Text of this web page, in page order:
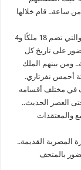
ساعة.. قام خلالها
بدأت الزيارة بجولة على المومياوات الملكية الفرعونية والتي تضم 18 ملكًا و4
على تاريخ كل
ومن بينهم الملك
أحمس نفرتاري.
في مختلف أقسامه
العصر الحديث..
والمعتقدات
المصرية القديمة..
بالمتحف